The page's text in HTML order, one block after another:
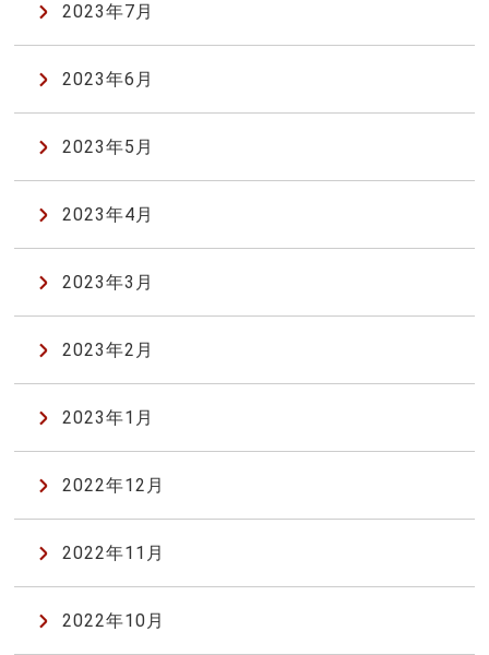
2023年7月
2023年6月
2023年5月
2023年4月
2023年3月
2023年2月
2023年1月
2022年12月
2022年11月
2022年10月